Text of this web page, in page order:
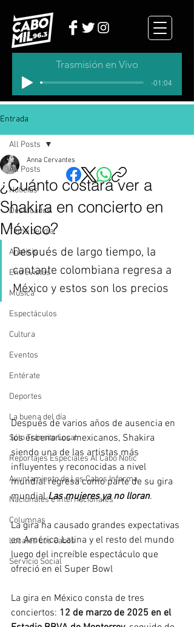
Trasmisión en Vivo
-01:04
Entrada
All Posts
Noticias
Destacados
Tema del dia
Analisis
Entrevistas
Música
Espectáculos
Cultura
Eventos
Entérate
Deportes
La buena del día
Sólo Tránsito Local
Reportajes Especiales Al Cabo Notic
Ayuntamiento de Los Cabos Informa
Nacionales e Internacionales
Columnas
Locales Los Cabos
Servicio Social
All Posts
¿Cuánto costará ver a
Shakira en concierto en
México?
Anna Cervantes
Después de largo tiempo, la
cantante colombiana regresa a
México y estos son los precios
Después de varios años de ausencia en
los escenarios mexicanos, Shakira
siendo una de las artistas más
influyentes y reconocidas a nivel
mundial regresa como parte de su gira
mundial Las mujeres ya no lloran.
La gira ha causado grandes expectativas
en América Latina y el resto del mundo
luego del increíble espectáculo que
ofreció en el Super Bowl
La gira en México consta de tres
conciertos: 12 de marzo de 2025 en el